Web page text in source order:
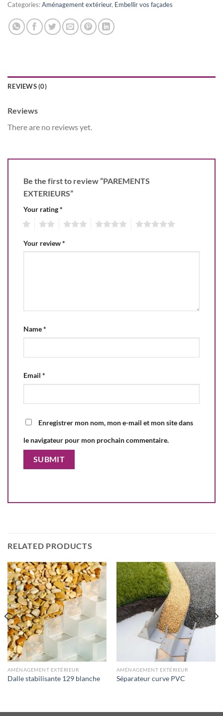
Categories:Aménagement extérieur, Embellir vos façades
REVIEWS (0)
Reviews
There are no reviews yet.
Be the first to review “PAREMENTS
EXTERIEURS”
Your rating*
Your review*
Name*
Email *
Enregistrer mon nom, mon e-mail et mon site dans
le navigateur pour mon prochain commentaire.
RELATED PRODUCTS
AMÉNAGEMENT EXTÉRIEUR
Dalle stabilisante 129 blanche
AMÉNAGEMENT EXTÉRIEUR
Séparateur curve PVC